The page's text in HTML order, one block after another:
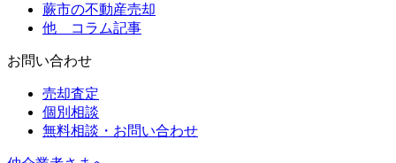
蕨市の不動産売却
他 コラム記事
お問い合わせ
売却査定
個別相談
無料相談・お問い合わせ